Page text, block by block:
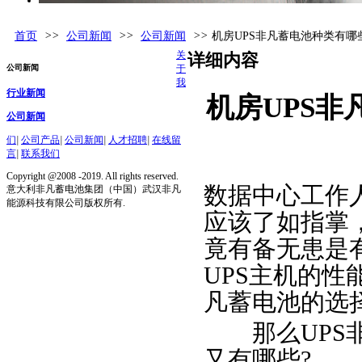
首页 >> 公司新闻 >> 公司新闻 >> 机房UPS非凡蓄电池种类有
详细内容
机房UPS非
数据中心工作
应该了如指掌
竟有备无患是
UPS主机的性
凡蓄电池的选
那么UPS非
公司新闻
行业新闻
公司新闻
关
于
我
们 公司产品 公司新闻 人才招聘 在线留
言 联系我们
Copyright @2008 -2019. All rights reserved.
意大利非凡蓄电池集团（中国）武汉非凡
能源科技有限公司版权所有.